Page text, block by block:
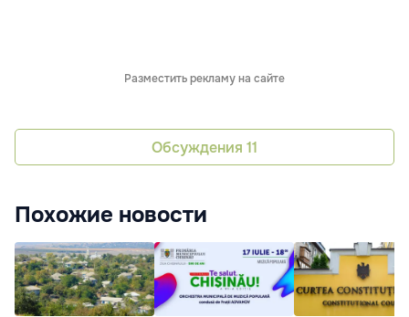
Разместить рекламу на сайте
Обсуждения 11
Похожие новости